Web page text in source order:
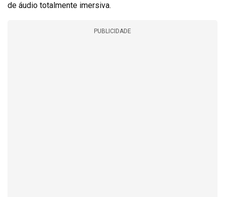
de áudio totalmente imersiva.
PUBLICIDADE